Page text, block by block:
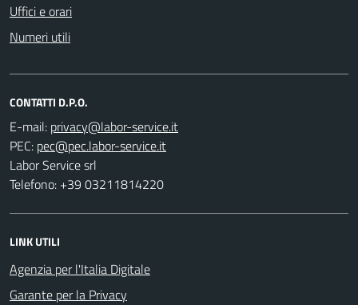
Uffici e orari
Numeri utili
CONTATTI D.P.O.
E-mail:
PEC:
Labor Service srl
Telefono: +39 03211814220
LINK UTILI
Agenzia per l'Italia Digitale
Garante per la Privacy